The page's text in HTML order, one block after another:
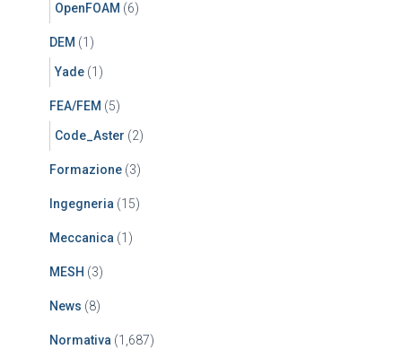
OpenFOAM (6)
DEM (1)
Yade (1)
FEA/FEM (5)
Code_Aster (2)
Formazione (3)
Ingegneria (15)
Meccanica (1)
MESH (3)
News (8)
Normativa (1,687)